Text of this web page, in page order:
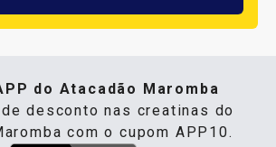
do Atacadão Maromba
de desconto nas creatinas do
com o cupom APP10.